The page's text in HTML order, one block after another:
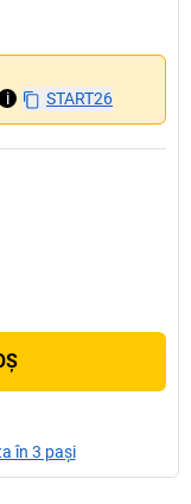
i START26
în 3 pași